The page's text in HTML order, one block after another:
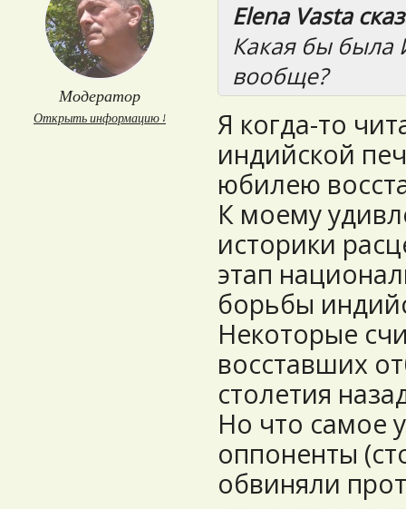
Модератор
Открыть информацию ↓
Elena Vasta
Какая бы была
вообще?
Я когда-то
индийской
юбилею
К моему
историки
этап
борьбы
Некоторые
восставших
столетия
Но что самое
оппоненты
обвиняли